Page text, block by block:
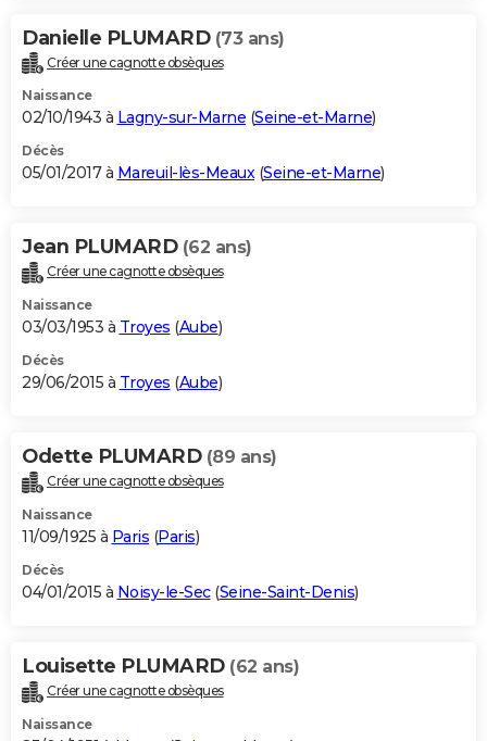
Danielle PLUMARD (73 ans)
Créer une cagnotte obsèques
Naissance
02/10/1943 à Lagny-sur-Marne (Seine-et-Marne)
Décès
05/01/2017 à Mareuil-lès-Meaux(Seine-et-Marne)
Jean PLUMARD (62 ans)
Créer une cagnotte obsèques
Naissance
03/03/1953 à Troyes (Aube)
Décès
29/06/2015 à Troyes (Aube)
Odette PLUMARD (89 ans)
Créer une cagnotte obsèques
Naissance
11/09/1925 à Paris (Paris)
Décès
04/01/2015 à Noisy-le-Sec(Seine-Saint-Denis)
Louisette PLUMARD (62 ans)
Créer une cagnotte obsèques
Naissance